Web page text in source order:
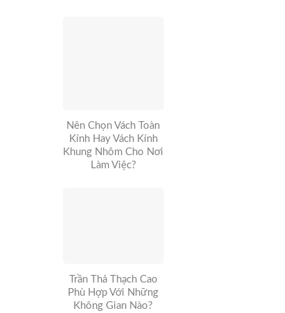
Nên Chọn Vách Toàn
Kính Hay Vách Kính
Khung Nhôm Cho Nơi
Làm Việc?
Trần Thả Thạch Cao
Phù Hợp Với Những
Không Gian Nào?